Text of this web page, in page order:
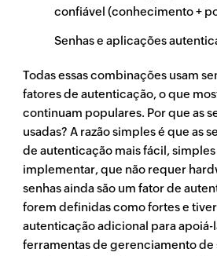
confiável (conhecimento +
Senhas e aplicações
Todas essas combinações usam
fatores de autenticação, o que
continuam populares. Por que as
usadas? A razão simples é que as
de autenticação mais fácil,
implementar, que não requer
senhas ainda são um fator de
forem definidas como fortes e
autenticação adicional para apoiá-
ferramentas de gerenciamento de